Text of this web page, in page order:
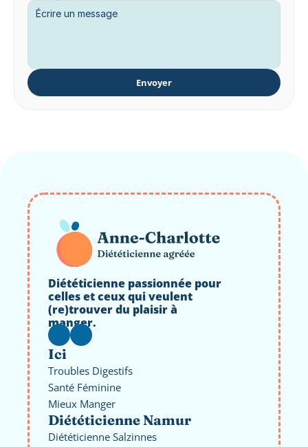
Envoyer
Diététicienne passionnée pour
celles et ceux qui veulent
(re)trouver du plaisir à
manger.
Ici
Troubles Digestifs
Santé Féminine
Mieux Manger
Diététicienne Namur
Diététicienne Salzinnes